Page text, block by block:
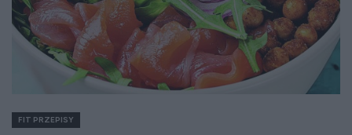
FIT PRZEPISY